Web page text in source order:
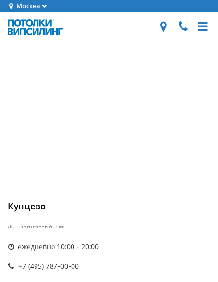
Москва
Кунцево
Дополнительный офис
ежедневно 10:00 - 20:00
+7 (495) 787-00-00